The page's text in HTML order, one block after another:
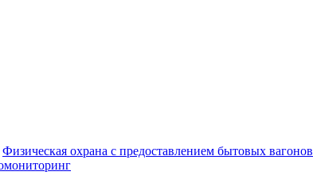
Физическая охрана с предоставлением бытовых вагонов